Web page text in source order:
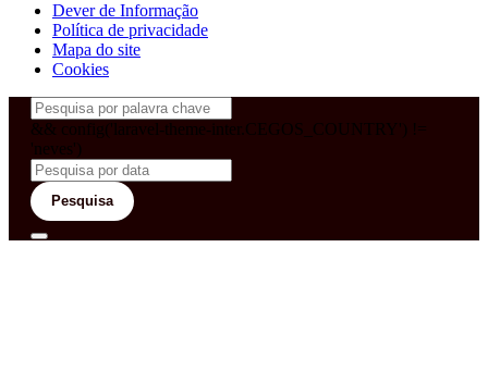
Dever de Informação
Política de privacidade
Mapa do site
Cookies
&& config('laravel-theme-inter.CEGOS_COUNTRY') !=
'neves')
Pesquisa